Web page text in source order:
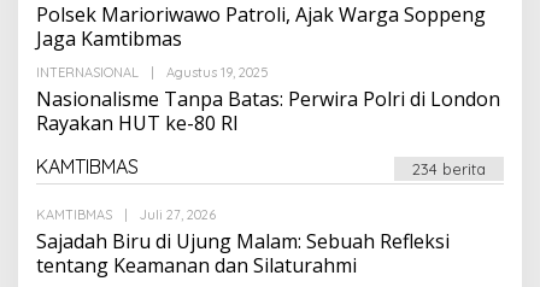
Polsek Marioriwawo Patroli, Ajak Warga Soppeng
Jaga Kamtibmas
INTERNASIONAL Agustus 19, 2025
Nasionalisme Tanpa Batas: Perwira Polri di London
Rayakan HUT ke-80 RI
KAMTIBMAS 234 berita
KAMTIBMAS Juli 27, 2026Oleh
Sajadah Biru di Ujung Malam: Sebuah Refleksi
tentang Keamanan dan Silaturahmi